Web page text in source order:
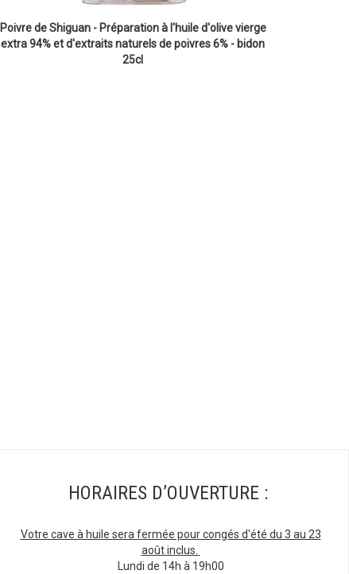
Poivre de Shiguan - Préparation à l'huile d'olive vierge
extra 94% et d'extraits naturels de poivres 6% - bidon
25cl
HORAIRES D’OUVERTURE :
Votre cave à huile sera fermée pour congés d'été du 3 au 23
août inclus.
Lundi de 14h à 19h00